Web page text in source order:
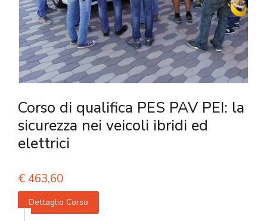
Corso di qualifica PES PAV PEI: la
sicurezza nei veicoli ibridi ed
elettrici
€ 463,60
Dettaglio Corso